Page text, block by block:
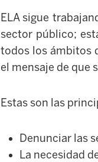
ELA sigue
sector público;
todos los ámbitos
el mensaje de que
Estas son las
Denunciar las
La necesidad